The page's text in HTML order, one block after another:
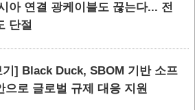
아 연결 광케이블도 끊는다... 전
단절
기] Black Duck, SBOM 기반 소프
으로 글로벌 규제 대응 지원